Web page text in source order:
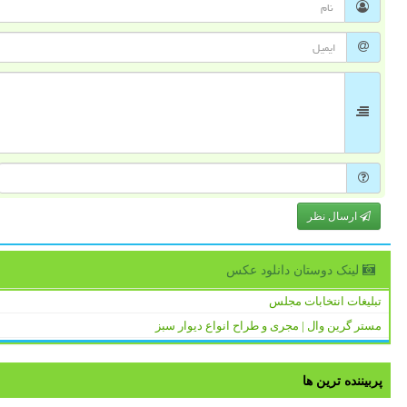
ارسال نظر
لینک دوستان دانلود عكس
تبلیغات انتخابات مجلس
مستر گرین وال | مجری و طراح انواع دیوار سبز
پربیننده ترین ها